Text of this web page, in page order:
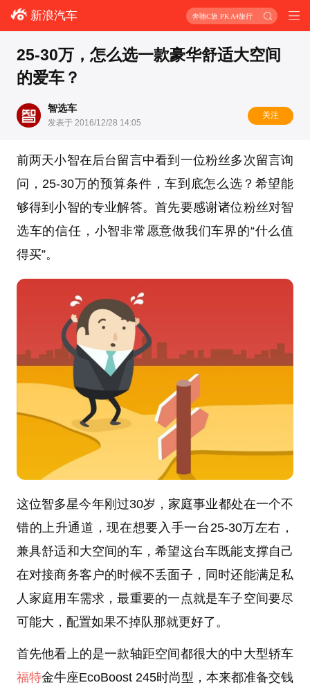
新浪汽车 奔驰C旅 PK A4旅行
25-30万，怎么选一款豪华舒适大空间
的爱车？
智选车
发表于 2016/12/28 14:05
关注
前两天小智在后台留言中看到一位粉丝多次留言询
问，25-30万的预算条件，车到底怎么选？希望能
够得到小智的专业解答。首先要感谢诸位粉丝对智
选车的信任，小智非常愿意做我们车界的“什么值
得买”。
这位智多星今年刚过30岁，家庭事业都处在一个不
错的上升通道，现在想要入手一台25-30万左右，
兼具舒适和大空间的车，希望这台车既能支撑自己
在对接商务客户的时候不丢面子，同时还能满足私
人家庭用车需求，最重要的一点就是车子空间要尽
可能大，配置如果不掉队那就更好了。
首先他看上的是一款轴距空间都很大的中大型轿车
福特金牛座EcoBoost 245时尚型，本来都准备交钱